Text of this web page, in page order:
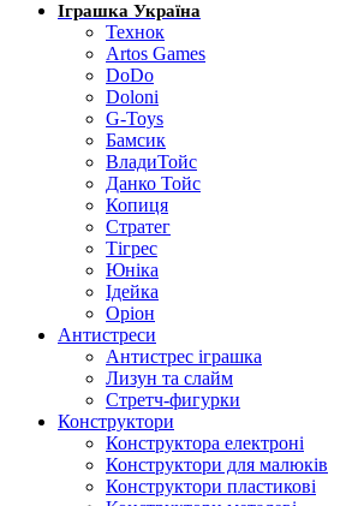
Іграшка Україна
Технок
Artos Games
DoDo
Doloni
G-Toys
Бамсик
ВладиТойс
Данко Тойс
Копиця
Стратег
Тігрес
Юніка
Ідейка
Оріон
Антистреси
Антистрес іграшка
Лизун та слайм
Стретч-фигурки
Конструктори
Конструктора електроні
Конструктори для малюків
Конструктори пластикові